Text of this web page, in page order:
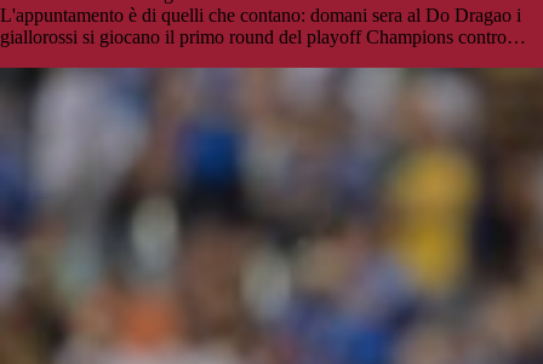
L'appuntamento è di quelli che contano: domani sera al Do Dragao i
giallorossi si giocano il primo round del playoff Champions contro…